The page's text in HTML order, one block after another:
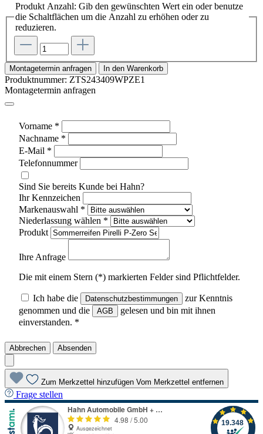
Produkt Anzahl: Gib den gewünschten Wert ein oder benutze
die Schaltflächen um die Anzahl zu erhöhen oder zu
reduzieren.
Montagetermin anfragen In den Warenkorb
Produktnummer: ZTS243409WPZE1
Montagetermin anfragen
Vorname *
Nachname *
E-Mail *
Telefonnummer
Sind Sie bereits Kunde bei Hahn?
Ihr Kennzeichen
Markenauswahl *
Niederlassung wählen *
Produkt
Ihre Anfrage
Die mit einem Stern (*) markierten Felder sind Pflichtfelder.
Ich habe die Datenschutzbestimmungen
zur Kenntnis
genommen und die
AGB
gelesen und bin mit ihnen
einverstanden. *
Abbrechen Absenden
Zum Merkzettel hinzufügen Vom Merkzettel entfernen
Frage stellen